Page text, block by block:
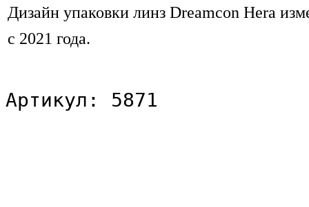
Дизайн упаковки линз Dreamcon Hera
с 2021 года.
Артикул: 5871